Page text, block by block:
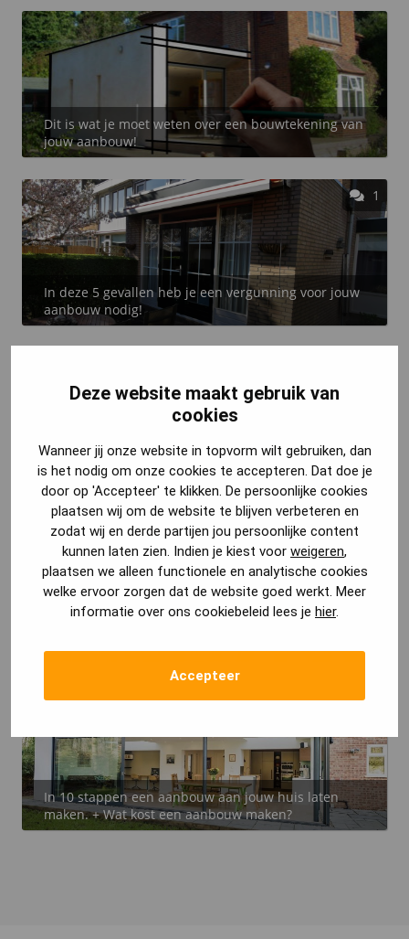
Deze website maakt gebruik van
cookies
Wanneer jij onze website in topvorm wilt gebruiken, dan
is het nodig om onze cookies te accepteren. Dat doe je
door op 'Accepteer' te klikken. De persoonlijke cookies
plaatsen wij om de website te blijven verbeteren en
zodat wij en derde partijen jou persoonlijke content
kunnen laten zien. Indien je kiest voor weigeren,
plaatsen we alleen functionele en analytische cookies
welke ervoor zorgen dat de website goed werkt. Meer
informatie over ons cookiebeleid lees je hier.
Accepteer
Dit is wat je moet weten over een bouwtekening van
jouw aanbouw!
1
In deze 5 gevallen heb je een vergunning voor jouw
aanbouw nodig!
Ik wil vergunningsvrij aanbouwen... Wat zijn mijn
opties?
In 10 stappen een aanbouw aan jouw huis laten
maken. + Wat kost een aanbouw maken?